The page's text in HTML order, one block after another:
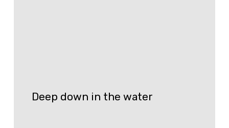
downDeep down in the water